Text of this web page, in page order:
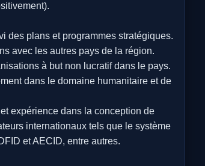
des plans et programmes stratégiques.
avec les autres pays de la région.
à but non lucratif dans le pays.
dans le domaine humanitaire et de
expérience dans la conception de
internationaux tels que le système
et AECID, entre autres.